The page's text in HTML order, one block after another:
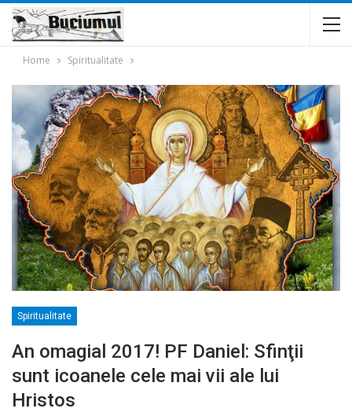
Home Spiritualitate
Spiritualitate
An omagial 2017! PF Daniel: Sfinţii
sunt icoanele cele mai vii ale lui
Hristos